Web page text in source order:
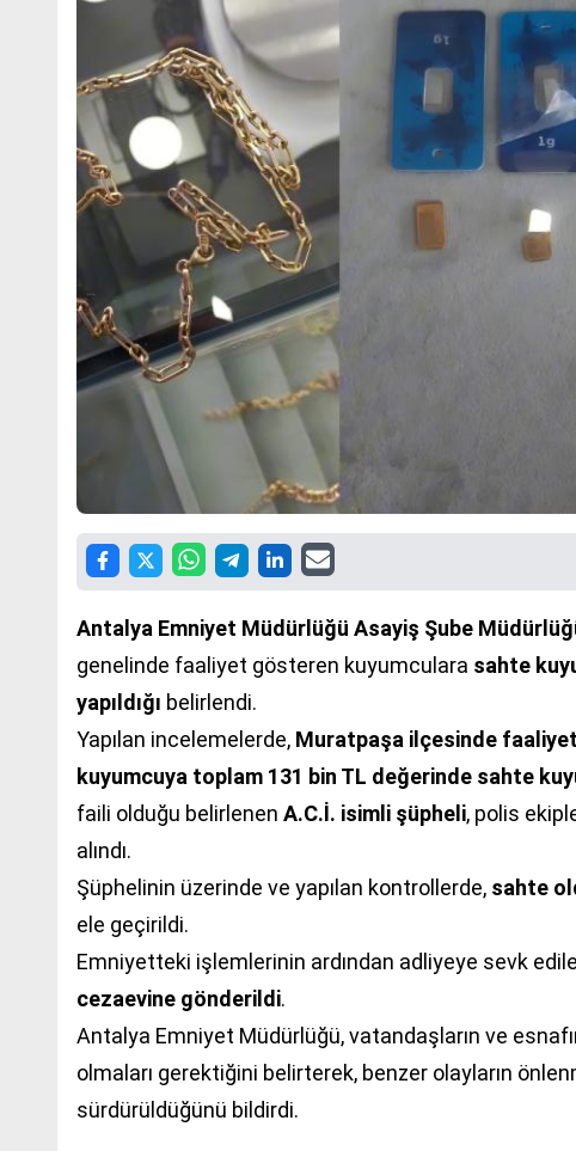
Antalya Emniyet Müdürlüğü Asayiş Şube
genelinde faaliyet gösteren kuyumculara sahte
yapıldığı belirlendi.
Yapılan incelemelerde, Muratpaşa ilçesinde
kuyumcuya toplam 131 bin TL değerinde sahte
faili olduğu belirlenen A.C.İ. isimli şüpheli, polis
alındı.
Şüphelinin üzerinde ve yapılan kontrollerde, sahte
ele geçirildi.
Emniyetteki işlemlerinin ardından adliyeye sevk
cezaevine gönderildi.
Antalya Emniyet Müdürlüğü, vatandaşların ve
olmaları gerektiğini belirterek, benzer olayların
sürdürüldüğünü bildirdi.